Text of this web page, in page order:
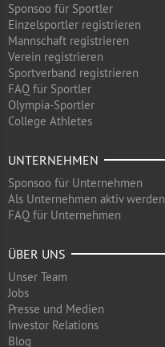
Sponsoo für Sportler
Einzelsportler registrieren
Mannschaft registrieren
Verein registrieren
Sportverband registrieren
FAQ für Sportler
Olympia-Sportler
College Athletes
UNTERNEHMEN
Sponsoo für Unternehmen
Als Unternehmen aktiv werden
FAQ für Unternehmen
ÜBER UNS
Unser Team
Jobs
Presse und Medien
Investor Relations
Blog